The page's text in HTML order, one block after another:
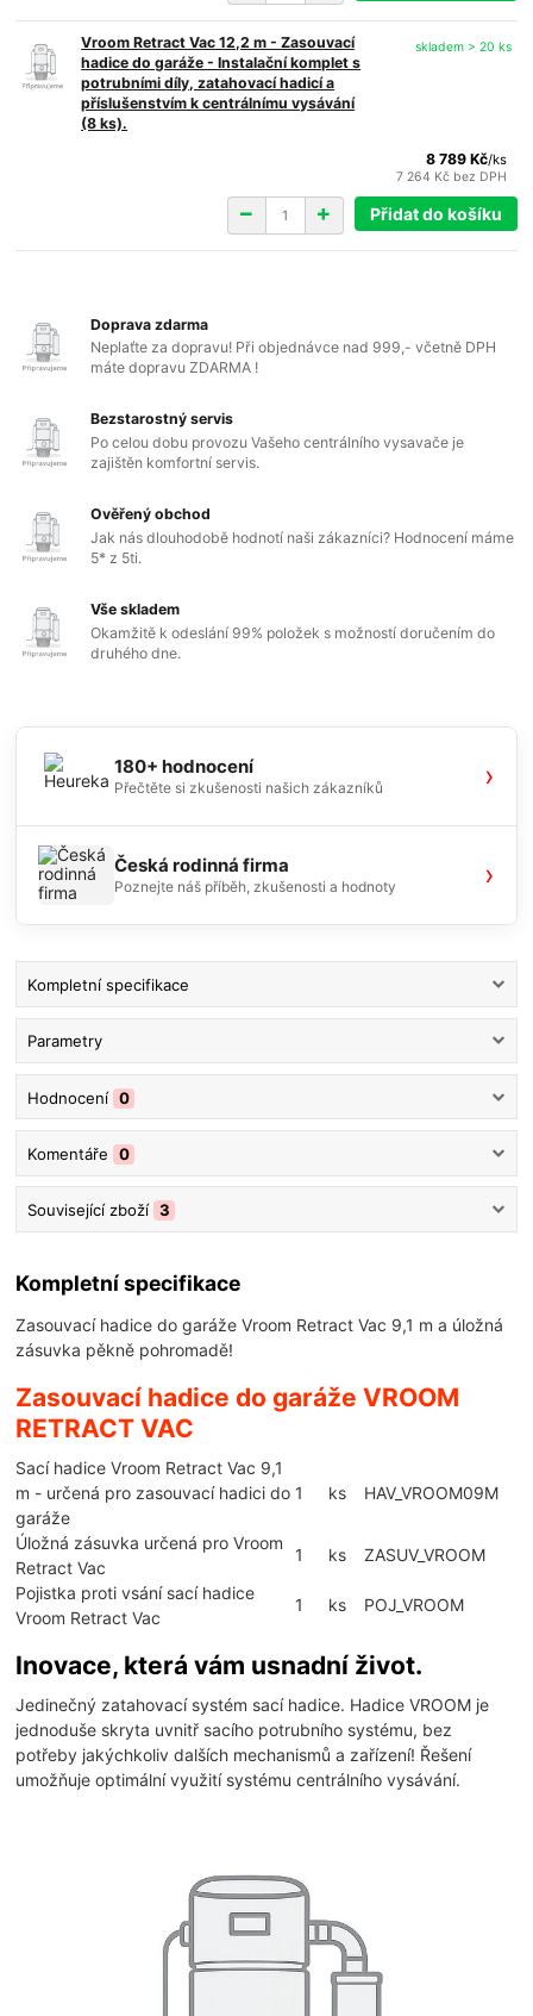
Vroom Retract Vac 12,2 m - Zasouvací
hadice do garáže - Instalační komplet s
potrubními díly, zatahovací hadicí a
příslušenstvím k centrálnímu vysávání
(8 ks).
8 789 Kč/ks
7 264 Kč bez DPH
skladem > 20 ks
Přidat do košíku
Doprava zdarma
Neplaťte za dopravu! Při objednávce nad 999,- včetně DPH
máte dopravu ZDARMA !
Bezstarostný servis
Po celou dobu provozu Vašeho centrálního vysavače je
zajištěn komfortní servis.
Ověřený obchod
Jak nás dlouhodobě hodnotí naši zákazníci? Hodnocení máme
5* z 5ti.
Vše skladem
Okamžitě k odeslání 99% položek s možností doručením do
druhého dne.
180+ hodnocení
Přečtěte si zkušenosti našich zákazníků ›
Česká rodinná firma
Poznejte náš příběh, zkušenosti a hodnoty ›
Kompletní specifikace
Parametry
Hodnocení 0
Komentáře 0
Související zboží 3
Kompletní specifikace
Zasouvací hadice do garáže Vroom Retract Vac 9,1 m a úložná
zásuvka pěkně pohromadě!
Zasouvací hadice do garáže VROOM
RETRACT VAC
Sací hadice Vroom Retract Vac 9,1
m - určená pro zasouvací hadici do
garáže
1 ks HAV_VROOM09M
Úložná zásuvka určená pro Vroom
Retract Vac
1 ks
ZASUV_VROOM
Pojistka proti vsání sací hadice
Vroom Retract Vac
1 ks POJ_VROOM
Inovace, která vám usnadní život.
Jedinečný zatahovací systém sací hadice. Hadice VROOM je
jednoduše skryta uvnitř sacího potrubního systému, bez
potřeby jakýchkoliv dalších mechanismů a zařízení! Řešení
umožňuje optimální využití systému centrálního vysávání.